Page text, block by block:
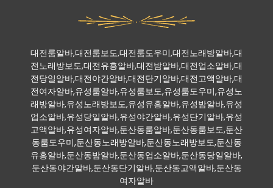
대전룸알바,대전룸보도,대전룸도우미,대전노래방알바,대
전노래방보도,대전유흥알바,대전밤알바,대전업소알바,대
전당일알바,대전야간알바,대전단기알바,대전고액알바,대
전여자알바,유성룸알바,유성룸보도,유성룸도우미,유성노
래방알바,유성노래방보도,유성유흥알바,유성밤알바,유성
업소알바,유성당일알바,유성야간알바,유성단기알바,유성
고액알바,유성여자알바,둔산동룸알바,둔산동룸보도,둔산
동룸도우미,둔산동노래방알바,둔산동노래방보도,둔산동
유흥알바,둔산동밤알바,둔산동업소알바,둔산동당일알바,
둔산동야간알바,둔산동단기알바,둔산동고액알바,둔산동
여자알바